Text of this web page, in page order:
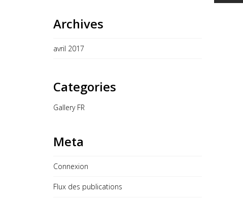
Archives
avril 2017
Categories
Gallery FR
Meta
Connexion
Flux des publications